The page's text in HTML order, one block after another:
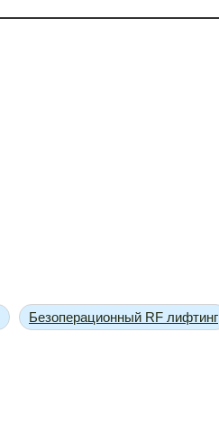
Безоперационный RF лифтинг